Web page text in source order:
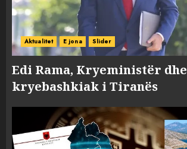
Aktualitet E jona Slider
Edi Rama, Kryeministër dhe
kryebashkiak i Tiranës